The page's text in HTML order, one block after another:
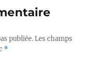
publiée. Les champs
*